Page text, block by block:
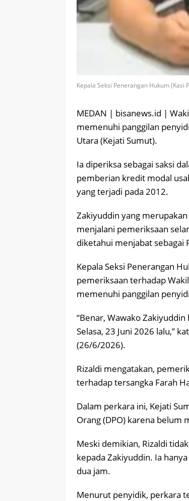
Kepala Seksi Penerangan Hukum (Kasi
MEDAN | bisanews.id |
memenuhi panggilan
Utara (Kejati Sumut).
Ia diperiksa sebagai saksi
pemberian kredit modal
yang terjadi pada 2012.
Zakiyuddin yang
menjalani pemeriksaan
diketahui menjabat sebagai
Kepala Seksi Penerangan
pemeriksaan terhadap
memenuhi panggilan
“Benar, Wawako
Selasa, 23 Juni 2026 lalu,”
(26/6/2026).
Rizaldi mengatakan,
terhadap tersangka Farah
Dalam perkara ini, Kejati
Orang (DPO) karena belum
Meski demikian, Rizaldi
kepada Zakiyuddin. Ia
dua jam.
Menurut penyidik, perkara